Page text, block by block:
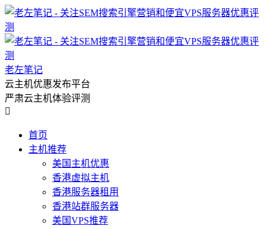
老左笔记
云主机优惠发布平台
严肃云主机体验评测

首页
主机推荐
美国主机优惠
香港虚拟主机
香港服务器租用
香港站群服务器
美国VPS推荐